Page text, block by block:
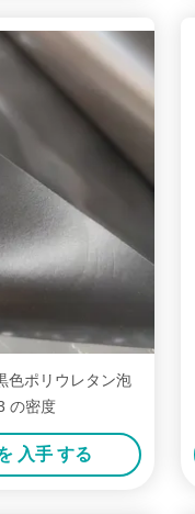
色ポリウレタン泡
の密度
入手 する